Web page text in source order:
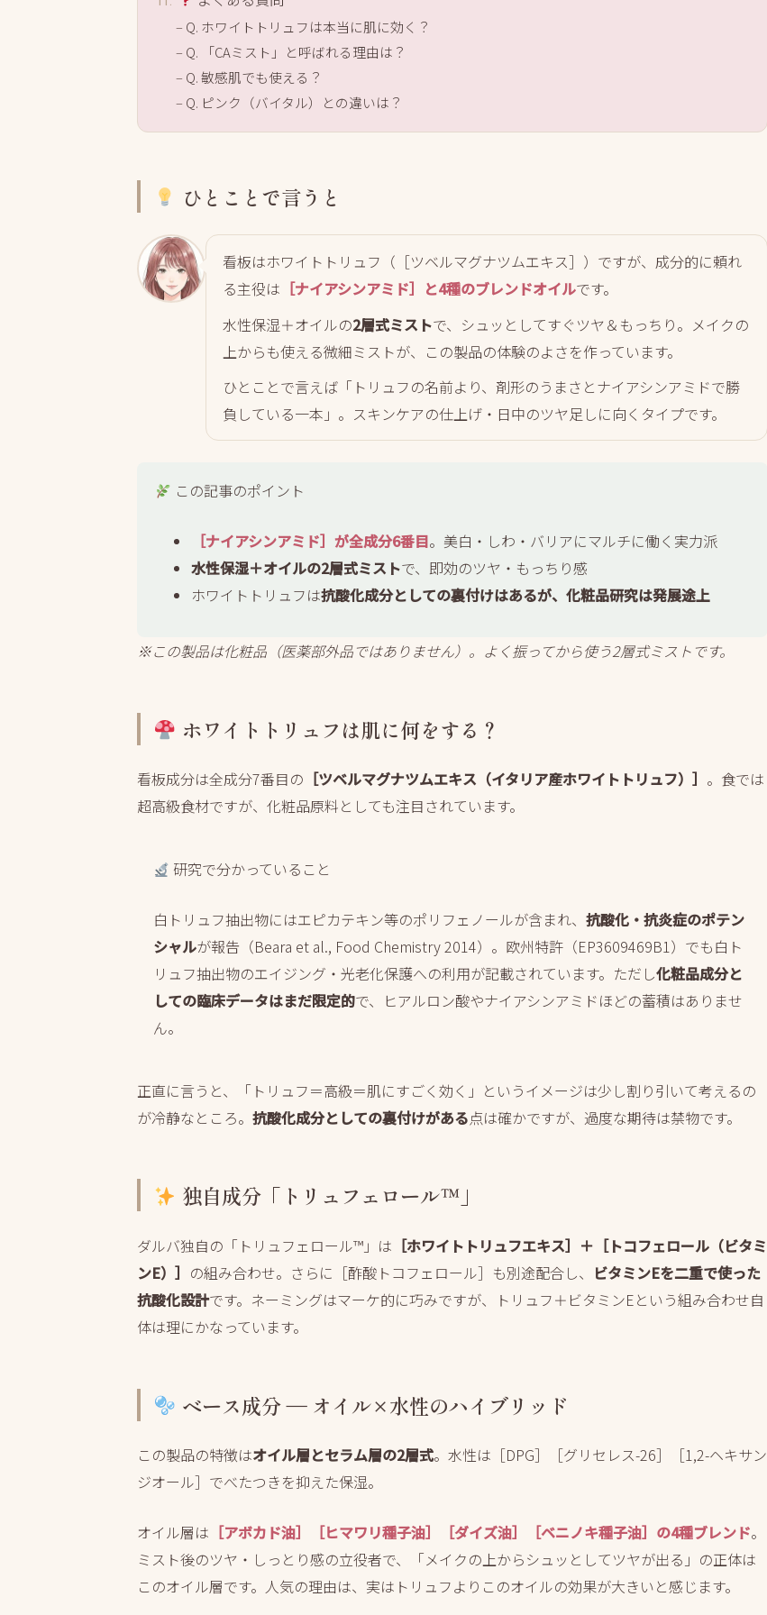
Q. ホワイトトリュフは本当に肌に効く？
Q. 「CAミスト」と呼ばれる理由は？
Q. 敏感肌でも使える？
Q. ピンク（バイタル）との違いは？
ひとことで言うと
看板はホワイトトリュフ（［ツベルマグナツムエキス］）ですが、成分的に頼れ
る主役は ［ナイアシンアミド］と4種のブレンドオイルです。
水性保湿＋オイルの2層式ミストで、シュッとしてすぐツヤ＆もっちり。メイクの
上からも使える微細ミストが、この製品の体験のよさを作っています。
ひとことで言えば「トリュフの名前より、剤形のうまさとナイアシンアミドで勝
負している一本」。スキンケアの仕上げ・日中のツヤ足しに向くタイプです。
この記事のポイント
［ナイアシンアミド］が全成分6番目。美白・しわ・バリアにマルチに働く実力派
水性保湿＋オイルの2層式ミストで、即効のツヤ・もっちり感
ホワイトトリュフは抗酸化成分としての裏付けはあるが、化粧品研究は発展途上
※この製品は化粧品（医薬部外品ではありません）。よく振ってから使う2層式ミストです。
ホワイトトリュフは肌に何をする？
看板成分は全成分7番目の ［ツベルマグナツムエキス（イタリア産ホワイトトリュフ）］ 。食では
超高級食材ですが、化粧品原料としても注目されています。
研究で分かっていること
白トリュフ抽出物にはエピカテキン等のポリフェノールが含まれ、 抗酸化・抗炎症のポテン
シャルが報告（Beara et al., Food Chemistry 2014）。欧州特許（EP3609469B1）でも白ト
リュフ抽出物のエイジング・光老化保護への利用が記載されています。ただし化粧品成分と
しての臨床データはまだ限定的で、ヒアルロン酸やナイアシンアミドほどの蓄積はありませ
ん。
正直に言うと、「トリュフ＝高級＝肌にすごく効く」というイメージは少し割り引いて考えるの
が冷静なところ。 抗酸化成分としての裏付けがある点は確かですが、過度な期待は禁物です。
独自成分「トリュフェロール™」
ダルバ独自の「トリュフェロール™」は ［ホワイトトリュフエキス］＋［トコフェロール（ビタミ
ンE）］ の組み合わせ。さらに［酢酸トコフェロール］も別途配合し、 ビタミンEを二重で使った
抗酸化設計です。ネーミングはマーケ的に巧みですが、トリュフ＋ビタミンEという組み合わせ自
体は理にかなっています。
ベース成分 ― オイル×水性のハイブリッド
この製品の特徴はオイル層とセラム層の2層式。水性は［DPG］［グリセレス-26］［1,2-ヘキサン
ジオール］でべたつきを抑えた保湿。
オイル層は ［アボカド油］［ヒマワリ種子油］［ダイズ油］［ベニノキ種子油］の4種ブレンド。
ミスト後のツヤ・しっとり感の立役者で、「メイクの上からシュッとしてツヤが出る」の正体は
このオイル層です。人気の理由は、実はトリュフよりこのオイルの効果が大きいと感じます。